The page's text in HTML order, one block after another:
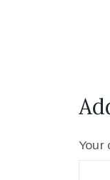
Your